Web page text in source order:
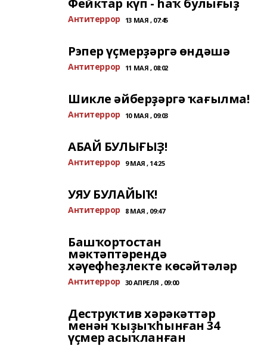
Фейктар күп - һаҡ булығыҙ
Антитеррор 13 МАЯ , 07:45
Рэпер үҫмерҙәргә өндәшә
Антитеррор 11 МАЯ , 08:02
Шикле әйберҙәргә ҡағылма!
Антитеррор 10 МАЯ , 09:03
АБАЙ БУЛЫҒЫҘ!
Антитеррор 9 МАЯ , 14:25
УЯУ БУЛАЙЫҠ!
Антитеррор 8 МАЯ , 09:47
Башҡортостан
мәктәптәрендә
хәүефһеҙлекте көсәйтәләр
Антитеррор 30 АПРЕЛЯ , 09:00
Деструктив хәрәкәттәр
менән ҡыҙыҡһынған 34
үҫмер асыҡланған